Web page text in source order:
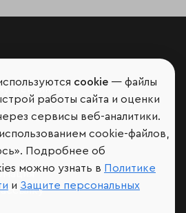
рейтингов
cookie — файлы
работы сайта и оценки
сервисы веб-аналитики.
cookie-файлов,
Подробнее об
можно узнать в Политике
и Защите персональных